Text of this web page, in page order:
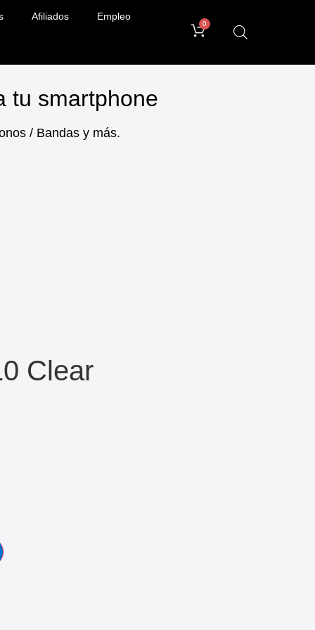
Afiliados Empleo
0
tu smartphone
/ Bandas y más.
Clear